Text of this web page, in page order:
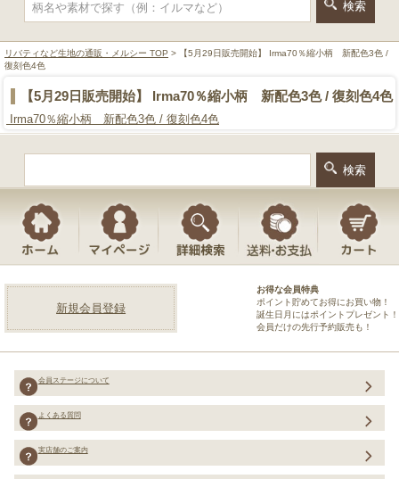
リバティなど生地の通販・メルシー TOP > 【5月29日販売開始】 Irma70％縮小柄 新配色3色 /
復刻色4色
【5月29日販売開始】 Irma70％縮小柄 新配色3色 / 復刻色4色
Irma70％縮小柄 新配色3色 / 復刻色4色
新規会員登録
お得な会員特典
ポイント貯めてお得にお買い物！
誕生日月にはポイントプレゼント！
会員だけの先行予約販売も！
会員ステージについて
よくある質問
実店舗のご案内